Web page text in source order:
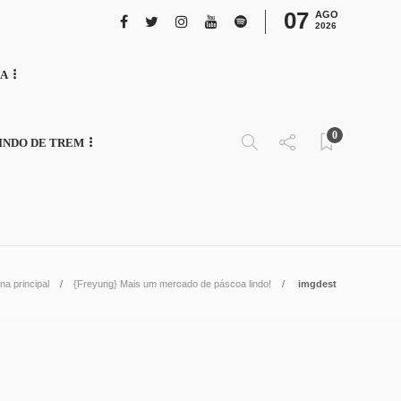
07 AGO
2026
DE TREM
0
principal {Freyung} Mais um mercado de páscoa lindo! imgdest